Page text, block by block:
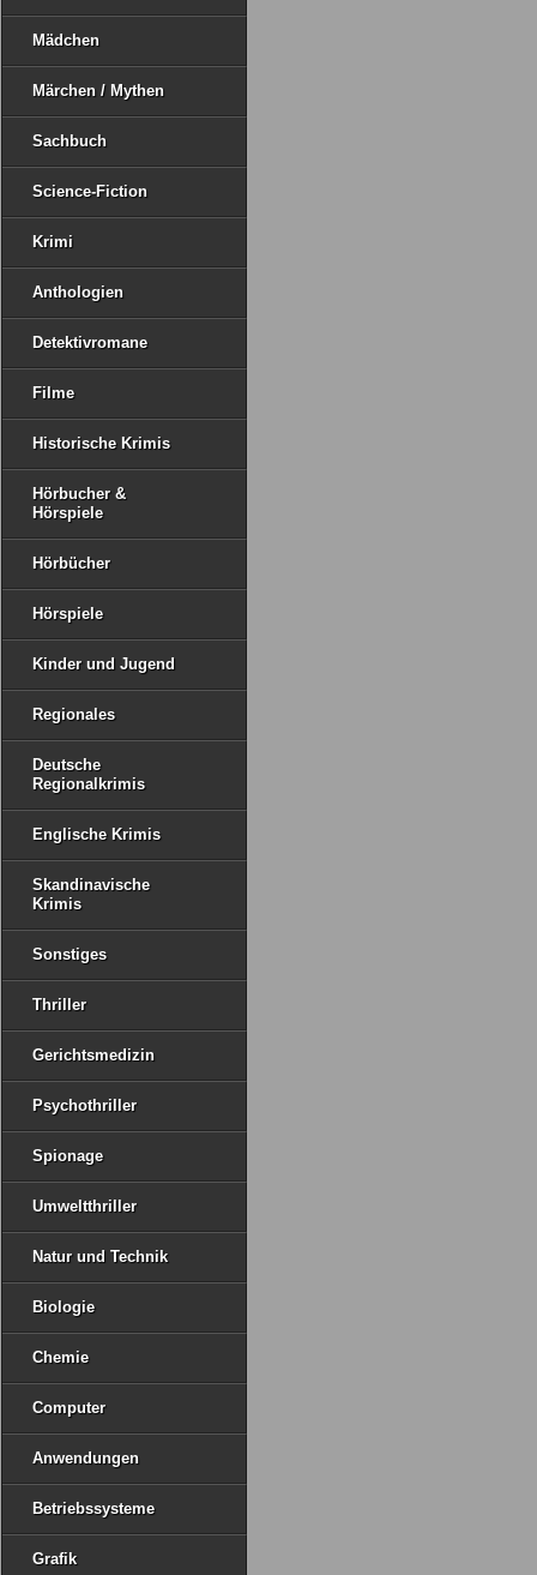
Mädchen
Märchen / Mythen
Sachbuch
Science-Fiction
Krimi
Anthologien
Detektivromane
Filme
Historische Krimis
Hörbucher &
Hörspiele
Hörbücher
Hörspiele
Kinder und Jugend
Regionales
Deutsche
Regionalkrimis
Englische Krimis
Skandinavische
Krimis
Sonstiges
Thriller
Gerichtsmedizin
Psychothriller
Spionage
Umweltthriller
Natur und Technik
Biologie
Chemie
Computer
Anwendungen
Betriebssysteme
Grafik